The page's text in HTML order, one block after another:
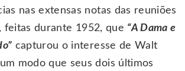
nas extensas notas das reuniões
feitas durante 1952, que “A Dama e
capturou o interesse de Walt
modo que seus dois últimos